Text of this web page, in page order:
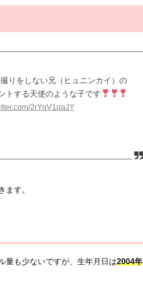
りをしない兄（ヒュニンカイ）の
トする天使のような子です
2rYqV1qaJY
ます。
量も少ないですが、生年月日は2004年